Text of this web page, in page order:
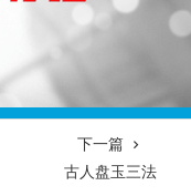
下一篇
古人盘玉三法